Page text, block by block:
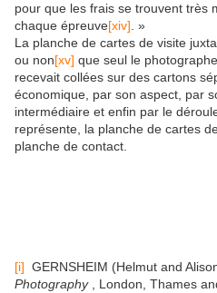
pour que les frais se trouvent très
chaque épreuve[xiv]. »
La planche de cartes de visite
ou non[xv] que seul le
recevait collées sur des cartons
économique, par son aspect, par
intermédiaire et enfin par le
représente, la planche de cartes
planche de contact.
[i] GERNSHEIM (Helmut and
Photography, London, Thames